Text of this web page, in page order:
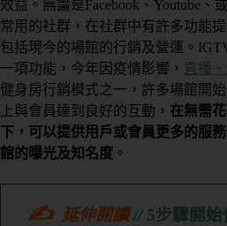
效益。無論是Facebook、Youtube、
常用的社群，在社群中有許多功能
包括現今的場館的行銷及營運。
一項功能，今年因疫情影響， 直播
健身房行銷模式之一，許多場館開
上與會員達到良好的互動， 在無需
下，可以提供用戶或會員更多的服
館的曝光及知名度 。
✍延伸閱讀// 5步驟開